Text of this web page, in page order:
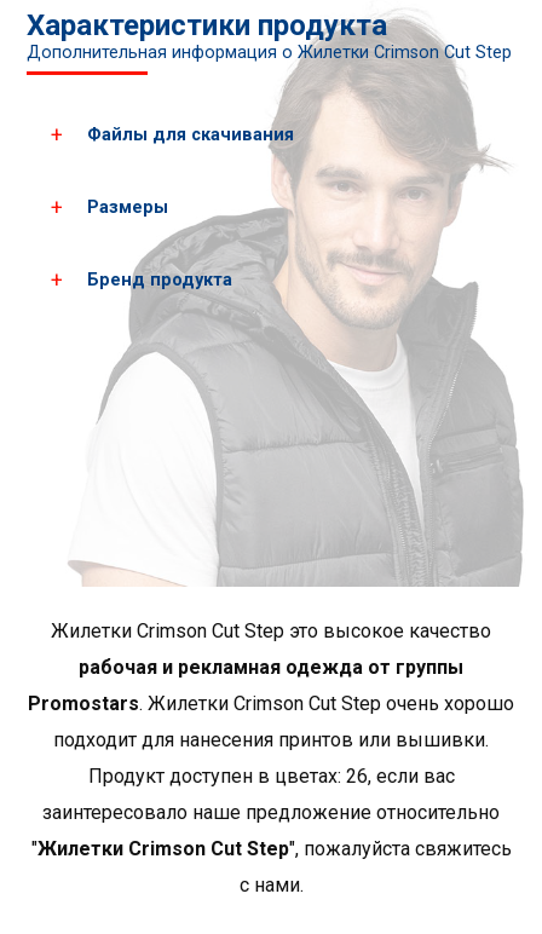
Характеристики продукта
Дополнительная информация о Жилетки Crimson Cut Step
Файлы для скачивания
Загрузить все фотографии продукта
Скачать PDF-карты
Размеры
Мужские
размеры*
XS S
рост
93
Бренд продукта
Crimson Cut - это продукты, отличающиеся
характером. Здесь вы найдете интересные,
нестандартные фасоны, характеризующиеся высоким
стандартом используемых материалов и отделки.
органического хлопка. Кримсон Кат — лучший выбор
для клиентов, ценящих высочайшее качество и
дизайн, а также для тех, кто ищет среди рекламной
одежды премиум-продукты..Показать больше
Жилетки Crimson Cut Step это высокое качество
рабочая и рекламная одежда от группы
Promostars. Жилетки Crimson Cut Step oчень хорошо
подходит для нанесения принтов или вышивки.
Продукт доступен в цветах: 26, если вас
заинтересовало наше предложение относительно
"Жилетки Crimson Cut Step", пожалуйста свяжитесь
с нами.